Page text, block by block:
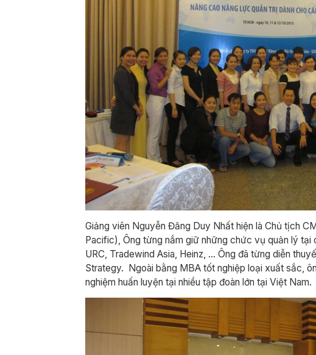
Giảng viên Nguyễn Đăng Duy Nhất hiện là Chủ tịch
Pacific), Ông từng nắm giữ những chức vụ quản lý tại
URC, Tradewind Asia, Heinz, … Ông đã từng diễn
Strategy. Ngoài bằng MBA tốt nghiệp loại xuất sắc,
nghiệm huấn luyện tại nhiều tập đoàn lớn tại Việt Nam.